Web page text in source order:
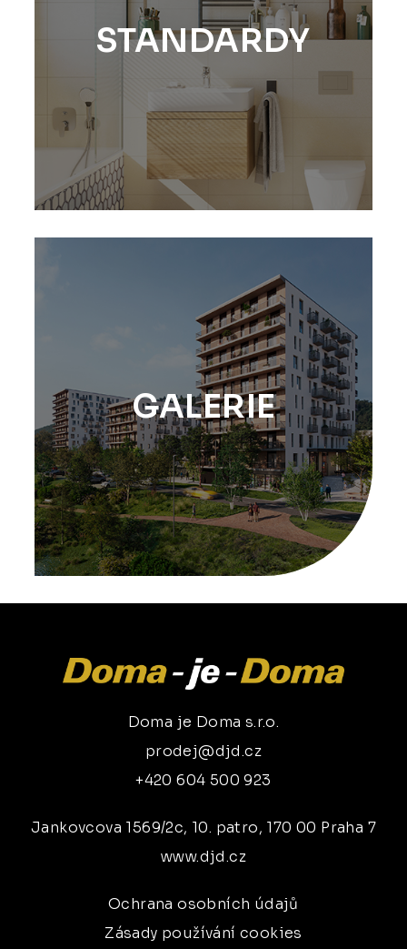
STANDARDY
GALERIE
Doma je Doma s.r.o.
prodej@djd.cz
+420 604 500 923
Jankovcova 1569/2c, 10. patro, 170 00 Praha 7
www.djd.cz
Ochrana osobních údajů
Zásady používání cookies